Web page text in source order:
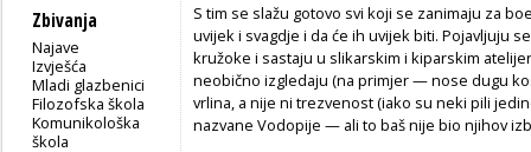
Zbivanja
Najave
Izvješća
Mladi glazbenici
Filozofska škola
Komunikološka
škola
S tim se slažu gotovo svi koji se zanimaju za
uvijek i svagdje i da će ih uvijek biti. Pojavljuju
kružoke i sastaju u slikarskim i kiparskim
neobično izgledaju (na primjer — nose dugu
vrlina, a nije ni trezvenost (iako su neki pili
nazvane Vodopije — ali to baš nije bio njihov